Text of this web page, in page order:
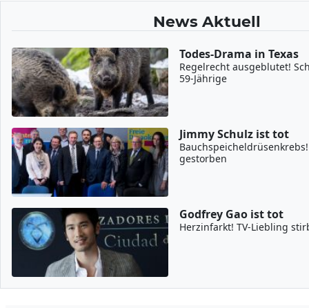
News Aktuell
Todes-Drama in Texas
Regelrecht ausgeblutet!
59-Jährige
Jimmy Schulz ist tot
Bauchspeicheldrüsenkrebs!
gestorben
Godfrey Gao ist tot
Herzinfarkt! TV-Liebling